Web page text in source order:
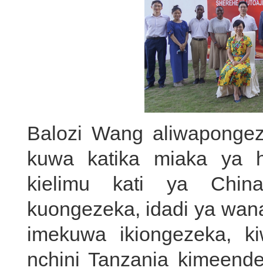
Balozi Wang
kuwa katika miaka ya
kielimu kati ya
kuongezeka, idadi ya
imekuwa ikiongezeka,
nchini Tanzania